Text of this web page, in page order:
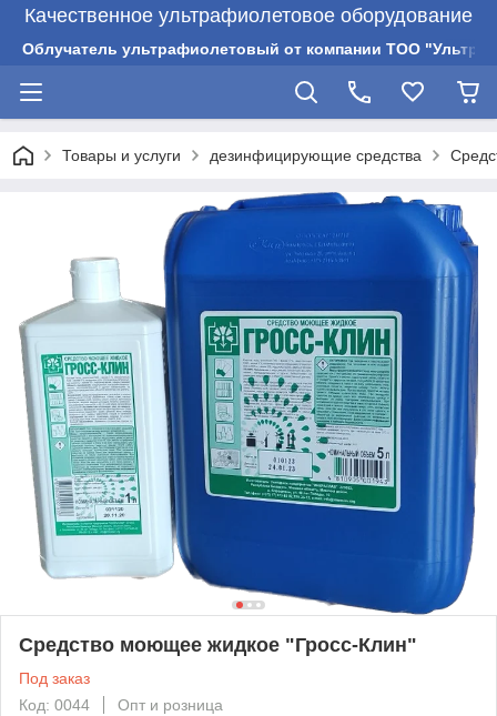
Качественное ультрафиолетовое оборудование
Облучатель ультрафиолетовый от компании ТОО
Товары и услуги дезинфицирующие средства
Средство моющее жидкое "Гросс-Клин"
Под заказ
Код: 0044
Опт и розница